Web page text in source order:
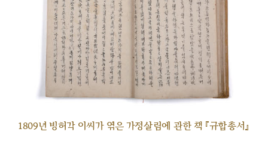
1809년 빙허각 이씨가 엮은 가정살림에 관한 책 『규합총서』